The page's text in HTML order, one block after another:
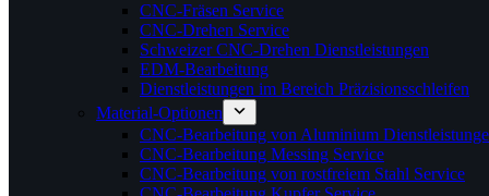
CNC-Fräsen Service
CNC-Drehen Service
Schweizer CNC-Drehen Dienstleistungen
EDM-Bearbeitung
Dienstleistungen im Bereich Präzisionsschleifen
Material-Optionen
CNC-Bearbeitung von Aluminium
CNC-Bearbeitung Messing Service
CNC-Bearbeitung von rostfreiem Stahl Service